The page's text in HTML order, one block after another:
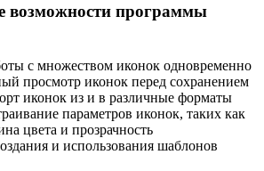
возможности программы
с множеством иконок одновременно
просмотр иконок перед сохранением
иконок из и в различные форматы
параметров иконок, таких как
цвета и прозрачность
и использования шаблонов